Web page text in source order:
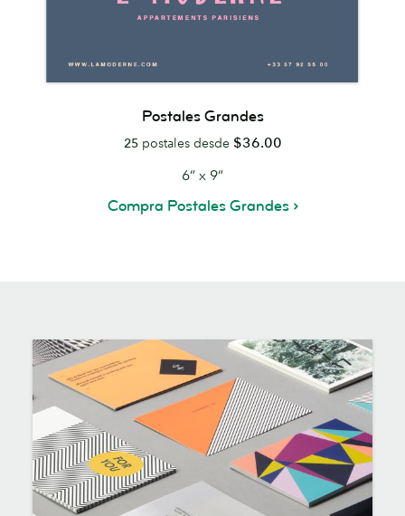
Postales Grandes
25postales desde $36.00
6” x 9”
Compra Postales Grandes